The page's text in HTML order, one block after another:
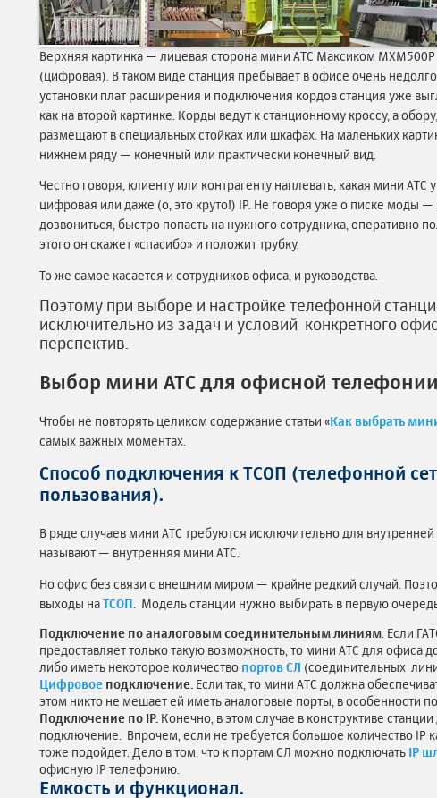
Верхняя картинка — лицевая сторона мини АТС Максиком MXM500P
(цифровая). В таком виде станция пребывает в офисе очень
установки плат расширения и подключения кордов станция уже
как на второй картинке. Корды ведут к станционному кроссу, а
размещают в специальных стойках или шкафах. На маленьких
нижнем ряду — конечный или практически конечный вид.
Честно говоря, клиенту или контрагенту наплевать, какая мини АТС
цифровая или даже (о, это круто!) IP. Не говоря уже о писке моды
дозвониться, быстро попасть на нужного сотрудника, оперативно
этого он скажет «спасибо» и положит трубку.
То же самое касается и сотрудников офиса, и руководства.
Поэтому при выборе и настройке телефонной
исключительно из задач и условий конкретного
перспектив.
Выбор мини АТС для офисной
Чтобы не повторять целиком содержание статьи «Как выбрать
самых важных моментах.
Способ подключения к ТСОП (телефонной
пользования).
В ряде случаев мини АТС требуются исключительно для внутренней
называют — внутренняя мини АТС.
Но офис без связи с внешним миром — крайне редкий случай.
выходы наТСОП . Модель станции нужно выбирать в первую
Подключение по аналоговым соединительным линиям . Если
предоставляет только такую возможность, то мини АТС для офиса
либо иметь некоторое количество портов СЛ (соединительных
Цифровое подключение. Если так, то мини АТС должна
этом никто не мешает ей иметь аналоговые порты, в особенности
Подключение по IP. Конечно, в этом случае в конструктиве
подключение. Впрочем, если не требуется большое количество IP
тоже подойдет. Дело в том, что к портам СЛ можно подключать IP
офисную IP телефонию.
Емкость и функционал.